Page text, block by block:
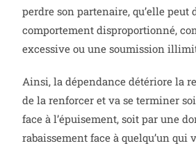
perdre son partenaire, qu’elle peut
comportement disproportionné,
excessive ou une soumission
Ainsi, la dépendance détériore la
de la renforcer et va se terminer
face à l’épuisement, soit par une
rabaissement face à quelqu’un qui